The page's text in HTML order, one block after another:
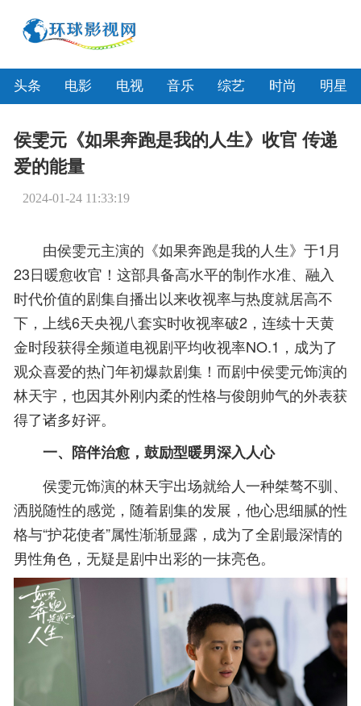
头条 电影 电视 音乐 综艺 时尚 明星
侯雯元《如果奔跑是我的人生》收官 传递
爱的能量
2024-01-24 11:33:19
由侯雯元主演的《如果奔跑是我的人生》于1月
23日暖愈收官！这部具备高水平的制作水准、融入
时代价值的剧集自播出以来收视率与热度就居高不
下，上线6天央视八套实时收视率破2，连续十天黄
金时段获得全频道电视剧平均收视率NO.1，成为了
观众喜爱的热门年初爆款剧集！而剧中侯雯元饰演的
林天宇，也因其外刚内柔的性格与俊朗帅气的外表获
得了诸多好评。
一、陪伴治愈，鼓励型暖男深入人心
侯雯元饰演的林天宇出场就给人一种桀骜不驯、
洒脱随性的感觉，随着剧集的发展，他心思细腻的性
格与“护花使者”属性渐渐显露，成为了全剧最深情的
男性角色，无疑是剧中出彩的一抹亮色。